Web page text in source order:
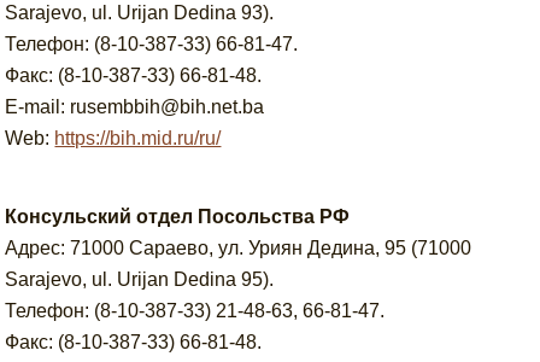
Sarajevo, ul. Urijan Dedina 93).
Телефон: (8-10-387-33) 66-81-47.
Факс: (8-10-387-33) 66-81-48.
E-mail: rusembbih@bih.net.ba
Web: https://bih.mid.ru/ru/
Консульский отдел Посольства РФ
Адрес: 71000 Сараево, ул. Уриян Дедина, 95 (71000
Sarajevo, ul. Urijan Dedina 95).
Телефон: (8-10-387-33) 21-48-63, 66-81-47.
Факс: (8-10-387-33) 66-81-48.